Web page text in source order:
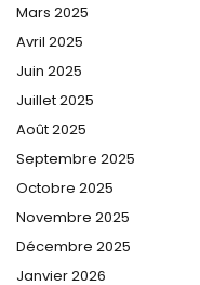
Mars 2025
Avril 2025
Juin 2025
Juillet 2025
Août 2025
Septembre 2025
Octobre 2025
Novembre 2025
Décembre 2025
Janvier 2026